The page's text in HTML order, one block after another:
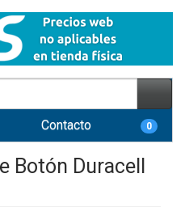
Contacto 0
Botón Duracell